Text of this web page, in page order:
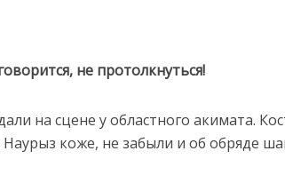
не протолкнуться!
на сцене у областного акимата.
коже, не забыли и об обряде